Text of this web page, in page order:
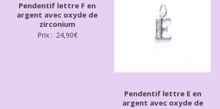
Pendentif lettre F en
argent avec oxyde de
zirconium
Prix : 24,90€
Pendentif lettre E en
argent avec oxyde de